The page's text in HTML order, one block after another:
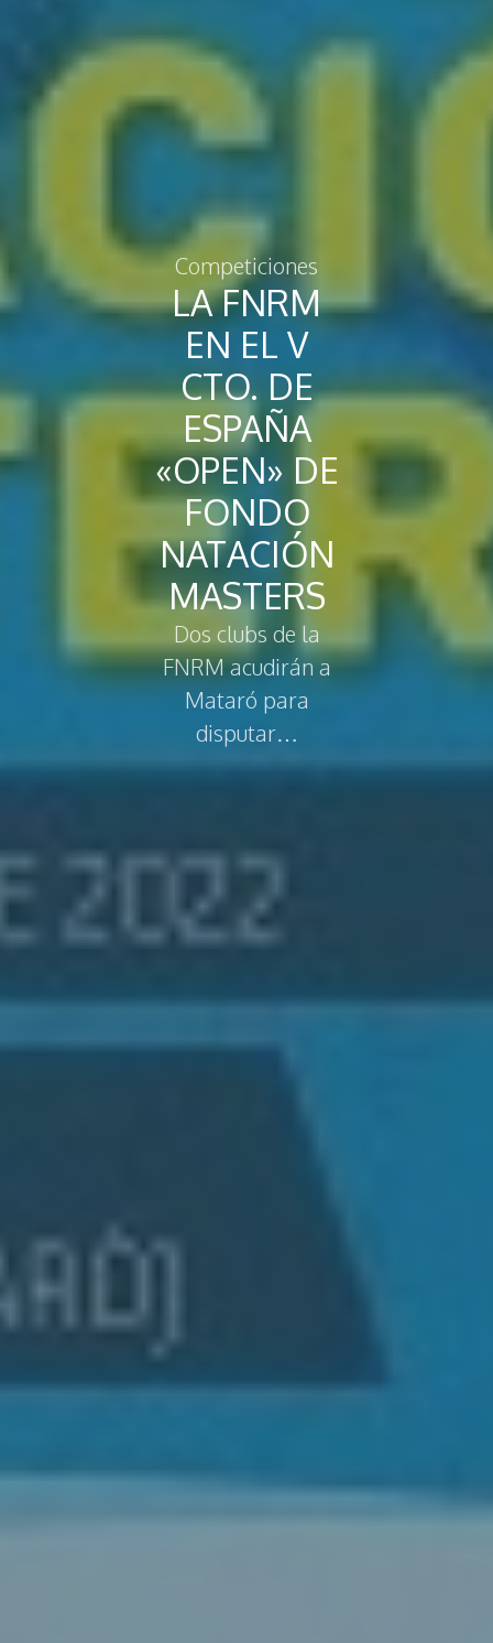
Competiciones
LA FNRM
EN EL V
CTO. DE
ESPAÑA
«OPEN» DE
FONDO
NATACIÓN
MASTERS
Dos clubs de la
FNRM acudirán a
Mataró para
disputar…